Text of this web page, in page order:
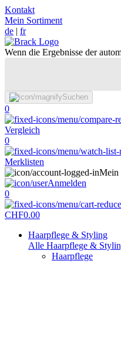
Kontakt
Mein Sortiment
de | fr
Wenn die Ergebnisse der
Suchen
0
Vergleich
0
Merklisten
Mein
Anmelden
0
CHF0.00
Haarpflege & Styling
Alle Haarpflege &
Haarpflege